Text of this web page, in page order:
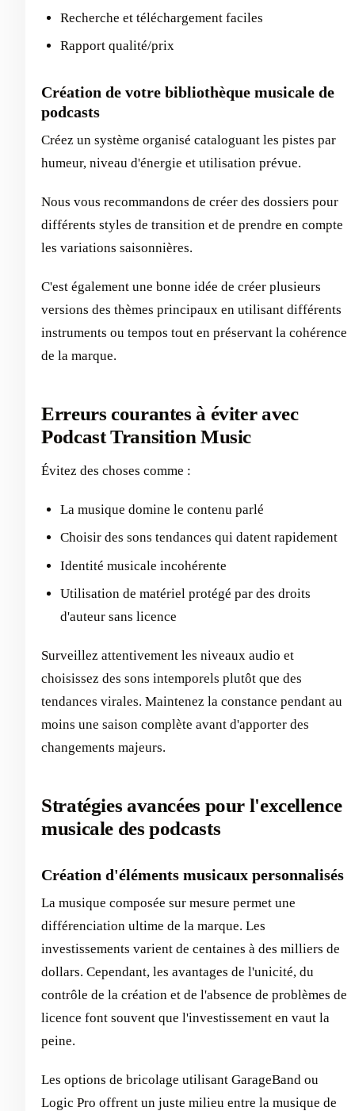
Recherche et téléchargement faciles
Rapport qualité/prix
Création de votre bibliothèque musicale de
podcasts
Créez un système organisé cataloguant les pistes par
humeur, niveau d'énergie et utilisation prévue.
Nous vous recommandons de créer des dossiers pour
différents styles de transition et de prendre en compte
les variations saisonnières.
C'est également une bonne idée de créer plusieurs
versions des thèmes principaux en utilisant différents
instruments ou tempos tout en préservant la cohérence
de la marque.
Erreurs courantes à éviter avec
Podcast Transition Music
Évitez des choses comme :
La musique domine le contenu parlé
Choisir des sons tendances qui datent rapidement
Identité musicale incohérente
Utilisation de matériel protégé par des droits
d'auteur sans licence
Surveillez attentivement les niveaux audio et
choisissez des sons intemporels plutôt que des
tendances virales. Maintenez la constance pendant au
moins une saison complète avant d'apporter des
changements majeurs.
Stratégies avancées pour l'excellence
musicale des podcasts
Création d'éléments musicaux personnalisés
La musique composée sur mesure permet une
différenciation ultime de la marque. Les
investissements varient de centaines à des milliers de
dollars. Cependant, les avantages de l'unicité, du
contrôle de la création et de l'absence de problèmes de
licence font souvent que l'investissement en vaut la
peine.
Les options de bricolage utilisant GarageBand ou
Logic Pro offrent un juste milieu entre la musique de